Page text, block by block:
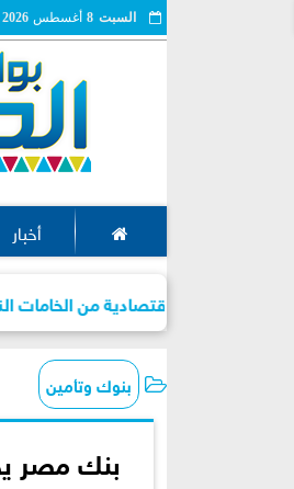
السبت 8 أغسطس 2026
أخبار
الاقتصادية من الخامات النووية
بنوك وتأمين
بنك مصر